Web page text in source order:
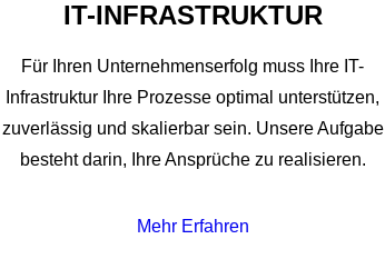
IT-INFRASTRUKTUR
Für Ihren Unternehmenserfolg muss Ihre IT-
Infrastruktur Ihre Prozesse optimal unterstützen,
zuverlässig und skalierbar sein. Unsere Aufgabe
besteht darin, Ihre Ansprüche zu realisieren.
Mehr Erfahren